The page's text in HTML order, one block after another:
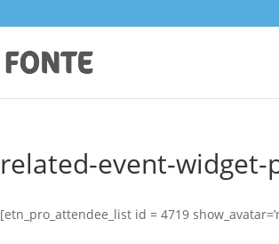
related-event-widget-
[etn_pro_attendee_list id = 4719